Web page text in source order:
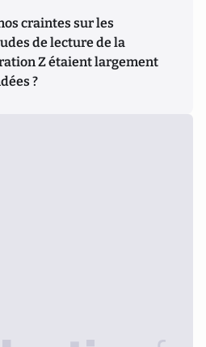
craintes sur les
de lecture de la
Z étaient largement
?